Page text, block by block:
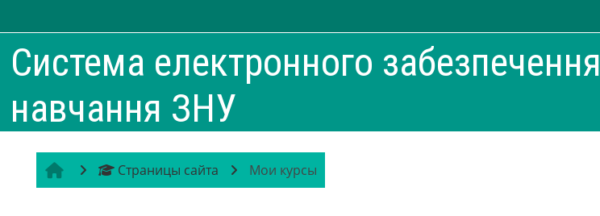
Система електронного забезпечення
навчання ЗНУ
Страницы сайта Мои курсы